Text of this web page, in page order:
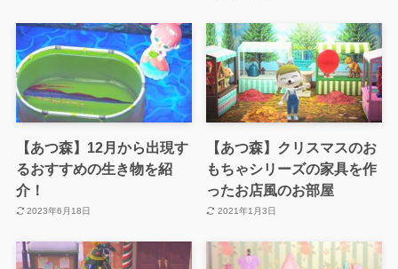
【あつ森】12月から出現す
るおすすめの生き物を紹
介！
2023年6月18日
【あつ森】クリスマスのお
もちゃシリーズの家具を作
ったお店風のお部屋
2021年1月3日